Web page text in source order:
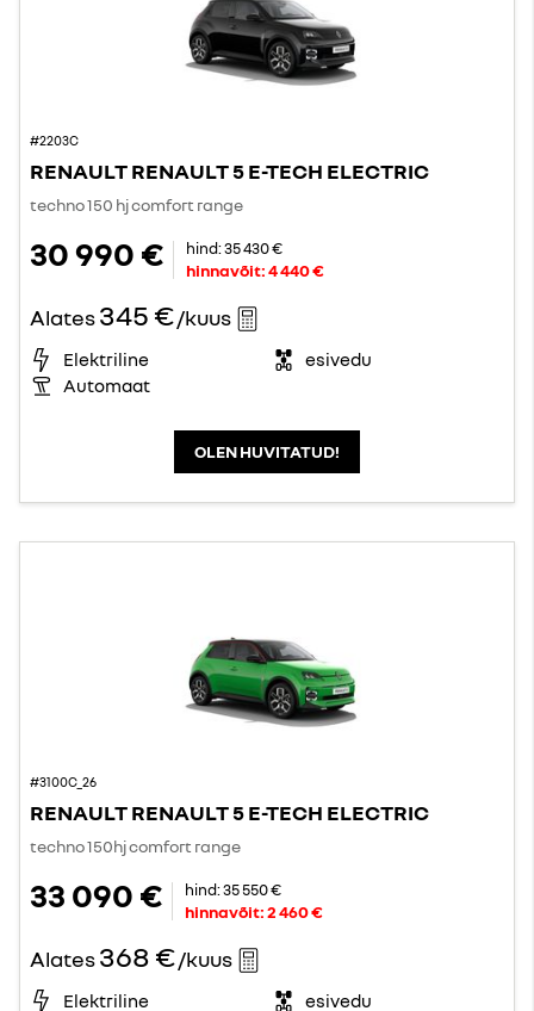
#2203C
RENAULT RENAULT 5 E-TECH ELECTRIC
techno 150 hj comfort range
30 990 € hind:35 430 €
hinnavõit:4 440 €
Alates345 €/kuus
Elektriline
esivedu
Automaat
OLEN HUVITATUD!
#3100C_26
RENAULT RENAULT 5 E-TECH ELECTRIC
techno 150hj comfort range
33 090 € hind:35 550 €
hinnavõit:2 460 €
Alates368 €/kuus
Elektriline
esivedu